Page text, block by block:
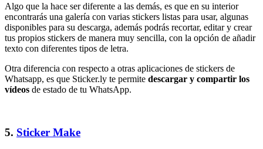
Algo que la hace ser diferente a las demás, es que en su interior
encontrarás una galería con varias stickers listas para usar, algunas
disponibles para su descarga, además podrás recortar, editar y crear
tus propios stickers de manera muy sencilla, con la opción de añadir
texto con diferentes tipos de letra.
Otra diferencia con respecto a otras aplicaciones de stickers de
Whatsapp, es que Sticker.ly te permite descargar y compartir los
vídeos de estado de tu WhatsApp.
5. Sticker Make